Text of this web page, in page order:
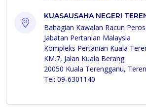
KUASAUSAHA NEGERI
Bahagian Kawalan Racun
Jabatan Pertanian Malaysia
Kompleks Pertanian Kuala
KM.7, Jalan Kuala Berang
20050 Kuala Terengganu,
Tel: 09-6301140